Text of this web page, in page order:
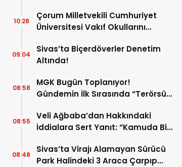
Çorum Milletvekili Cumhuriyet
Üniversitesi Vakıf Okullarını
Talipliler!
10:28
Sivas’ta Biçerdöverler Denetim
Altında!
09:04
MGK Bugün Toplanıyor!
Gündemin İlk Sırasında “Terörsüz
08:58
Veli Ağbaba’dan Hakkındaki
İddialara Sert Yanıt: “Kamuda Bir
Razıyım”
08:55
Sivas’ta Virajı Alamayan Sürücü
Park Halindeki 3 Araca Çarpıp
08:48